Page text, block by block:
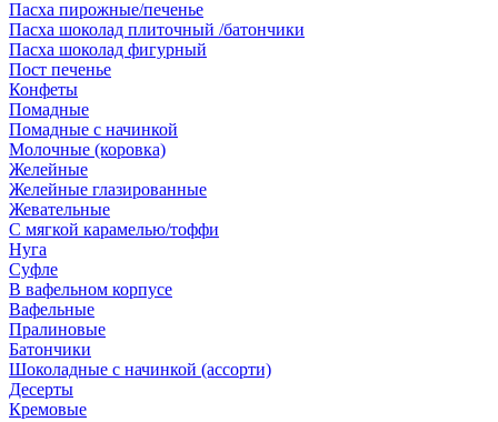
Пасха пирожные/печенье
Пасха шоколад плиточный /батончики
Пасха шоколад фигурный
Пост печенье
Конфеты
Помадные
Помадные с начинкой
Молочные (коровка)
Желейные
Желейные глазированные
Жевательные
С мягкой карамелью/тоффи
Нуга
Суфле
В вафельном корпусе
Вафельные
Пралиновые
Батончики
Шоколадные с начинкой (ассорти)
Десерты
Кремовые